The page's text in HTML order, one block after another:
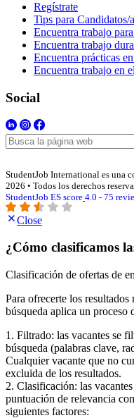
Regístrate
Tips para Candidatos/
Encuentra trabajo
Encuentra trabajo
Encuentra prácticas
Encuentra trabajo en
Social
StudentJob International es una
2026 • Todos los derechos
StudentJob ES score 4.0 - 75
Close
¿Cómo clasificamos
Clasificación de ofertas de
Para ofrecerte los
búsqueda aplica un proceso
1. Filtrado: las vacantes se
búsqueda (palabras clave,
Cualquier vacante que no
excluida de los resultados.
2. Clasificación: las
puntuación de relevancia
siguientes factores: